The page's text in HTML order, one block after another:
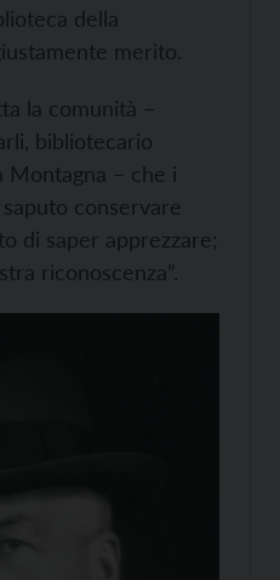
della
merito.
la comunità –
bibliotecario
Montagna – che i
conservare
di saper apprezzare;
riconoscenza”.